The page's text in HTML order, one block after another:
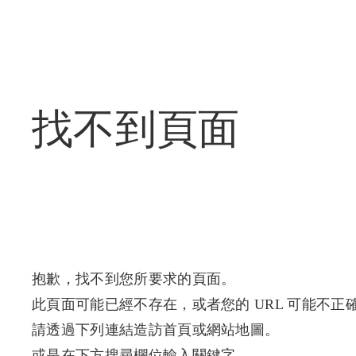
找不到頁面
抱歉，找不到您所要求的頁面。
此頁面可能已經不存在，或者您的 URL 可能不正
請透過下列連結造訪首頁或網站地圖。